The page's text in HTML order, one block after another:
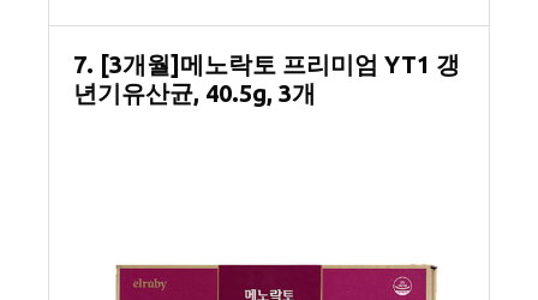
7. [3개월]메노락토 프리미엄 YT1 갱
년기유산균, 40.5g, 3개